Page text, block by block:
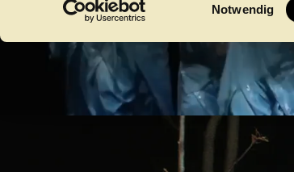
i
l
l
Notwendig